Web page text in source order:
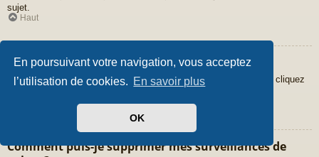
En poursuivant votre navigation, vous acceptez
l’utilisation de cookies. En savoir plus
OK
sujet.
Haut
Comment surveiller des forums ?
Pour surveiller un forum en particulier, une fois entré sur celui-ci, cliquez
Comment puis-je supprimer mes surveillances de